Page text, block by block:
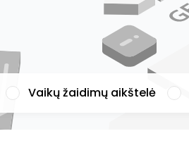
Vaikų žaidimų aikštelė